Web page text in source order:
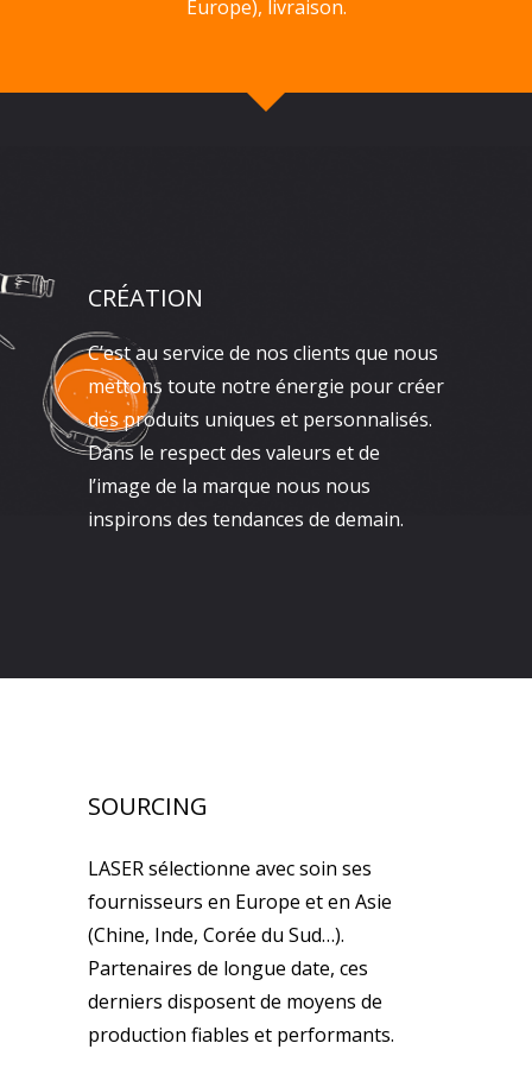
Europe), livraison.
CRÉATION
C’est au service de nos clients que nous
mettons toute notre énergie pour créer
des produits uniques et personnalisés.
Dans le respect des valeurs et de
l’image de la marque nous nous
inspirons des tendances de demain.
SOURCING
LASER sélectionne avec soin ses
fournisseurs en Europe et en Asie
(Chine, Inde, Corée du Sud…).
Partenaires de longue date, ces
derniers disposent de moyens de
production fiables et performants.